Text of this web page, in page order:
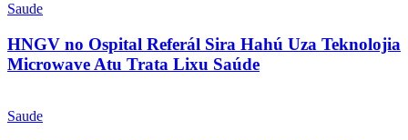
Saude
HNGV no Ospital Referál Sira Hahú Uza Teknolojia
Microwave Atu Trata Lixu Saúde
Saude